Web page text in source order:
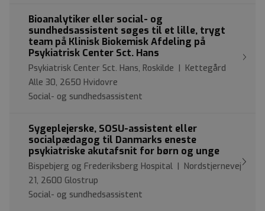
Bioanalytiker eller social- og
sundhedsassistent søges til et lille, trygt
team på Klinisk Biokemisk Afdeling på
Psykiatrisk Center Sct. Hans
Psykiatrisk Center Sct. Hans, Roskilde | Kettegård
Alle 30, 2650 Hvidovre
Social- og sundhedsassistent
Sygeplejerske, SOSU-assistent eller
socialpædagog til Danmarks eneste
psykiatriske akutafsnit for børn og unge
Bispebjerg og Frederiksberg Hospital | Nordstjernevej
21, 2600 Glostrup
Social- og sundhedsassistent